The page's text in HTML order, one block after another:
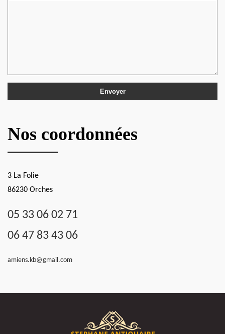
Nos coordonnées
3 La Folie
86230 Orches
05 33 06 02 71
06 47 83 43 06
amiens.kb@gmail.com